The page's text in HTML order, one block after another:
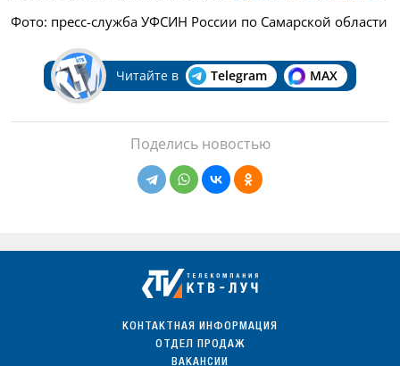
Фото: пресс-служба УФСИН России по Самарской области
Читайте в Telegram MAX
Поделись новостью
КОНТАКТНАЯ ИНФОРМАЦИЯ
ОТДЕЛ ПРОДАЖ
ВАКАНСИИ